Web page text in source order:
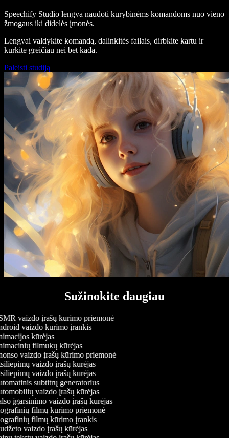
Speechify Studio lengva naudoti kūrybinėms komandoms nuo vieno
žmogaus iki didelės įmonės.
Lengvai valdykite komandą, dalinkitės failais, dirbkite kartu ir
kurkite greičiau nei bet kada.
Paleisti studiją
Sužinokite daugiau
vaizdo įrašų kūrimo priemonė
vaizdo kūrimo įrankis
kūrėjas
filmukų kūrėjas
vaizdo įrašų kūrimo priemonė
vaizdo įrašų kūrėjas
vaizdo įrašų kūrėjas
subtitrų generatorius
vaizdo įrašų kūrėjas
įgarsinimo vaizdo įrašų kūrėjas
filmų kūrimo priemonė
filmų kūrimo įrankis
vaizdo įrašų kūrėjas